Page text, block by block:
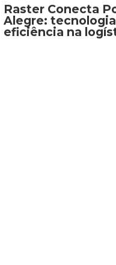
Raster Conecta
Alegre:
eficiência na